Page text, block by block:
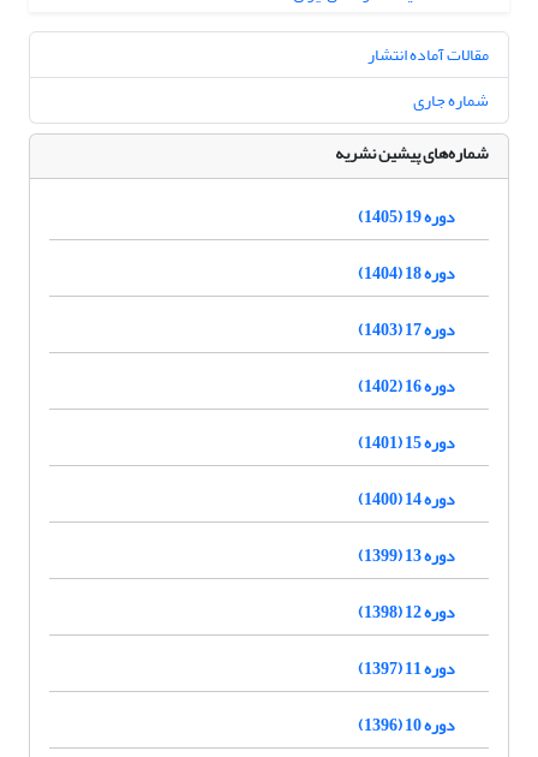
مقالات آماده انتشار
شماره جاری
شماره‌های پیشین نشریه
دوره 19 (1405)
دوره 18 (1404)
دوره 17 (1403)
دوره 16 (1402)
دوره 15 (1401)
دوره 14 (1400)
دوره 13 (1399)
دوره 12 (1398)
دوره 11 (1397)
دوره 10 (1396)